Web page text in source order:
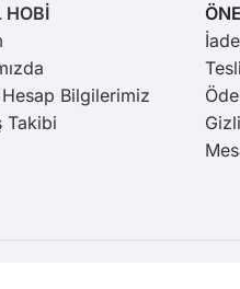
HOBİ
Bilgilerimiz
Takibi